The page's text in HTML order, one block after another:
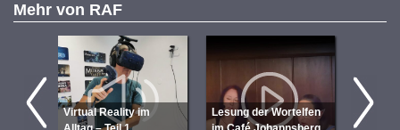
Mehr von RAF
Virtual Reality im
Lesung der Wortelfen
Seven